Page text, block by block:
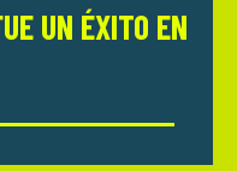
UN ÉXITO EN